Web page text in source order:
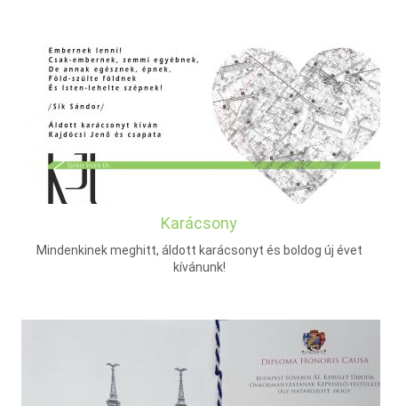
Karácsony
Mindenkinek meghitt, áldott karácsonyt és boldog új évet
kívánunk!